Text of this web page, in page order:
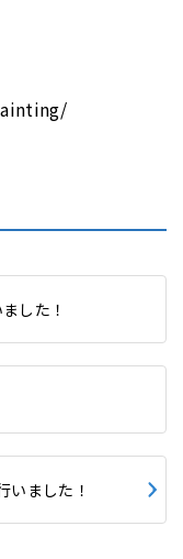
した！
いました！